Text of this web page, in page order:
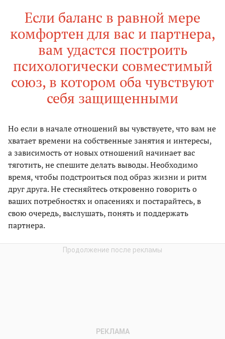
Если баланс в равной мере
комфортен для вас и партнера,
вам удастся построить
психологически совместимый
союз, в котором оба чувствуют
себя защищенными
Но если в начале отношений вы чувствуете, что вам не
хватает времени на собственные занятия и интересы,
а зависимость от новых отношений начинает вас
тяготить, не спешите делать выводы. Необходимо
время, чтобы подстроиться под образ жизни и ритм
друг друга. Не стесняйтесь откровенно говорить о
ваших потребностях и опасениях и постарайтесь, в
свою очередь, выслушать, понять и поддержать
партнера.